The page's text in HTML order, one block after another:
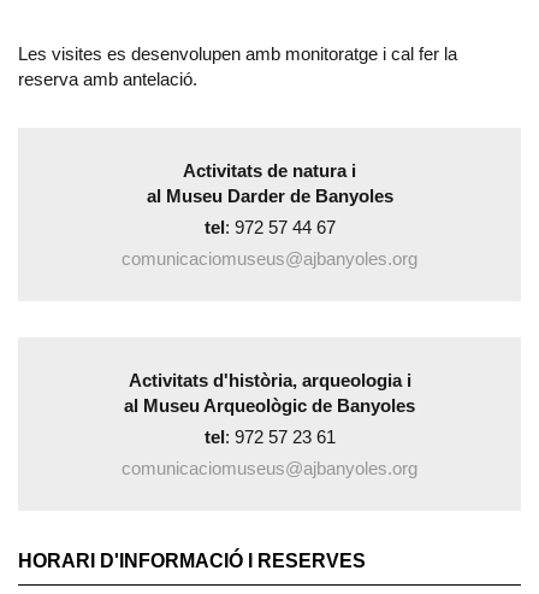
Les visites es desenvolupen amb monitoratge i cal fer la
reserva amb antelació.
Activitats de natura i
al Museu Darder de Banyoles
tel: 972 57 44 67
comunicaciomuseus@ajbanyoles.org
Activitats d'història, arqueologia i
al Museu Arqueològic de Banyoles
tel: 972 57 23 61
comunicaciomuseus@ajbanyoles.org
HORARI D'INFORMACIÓ I RESERVES